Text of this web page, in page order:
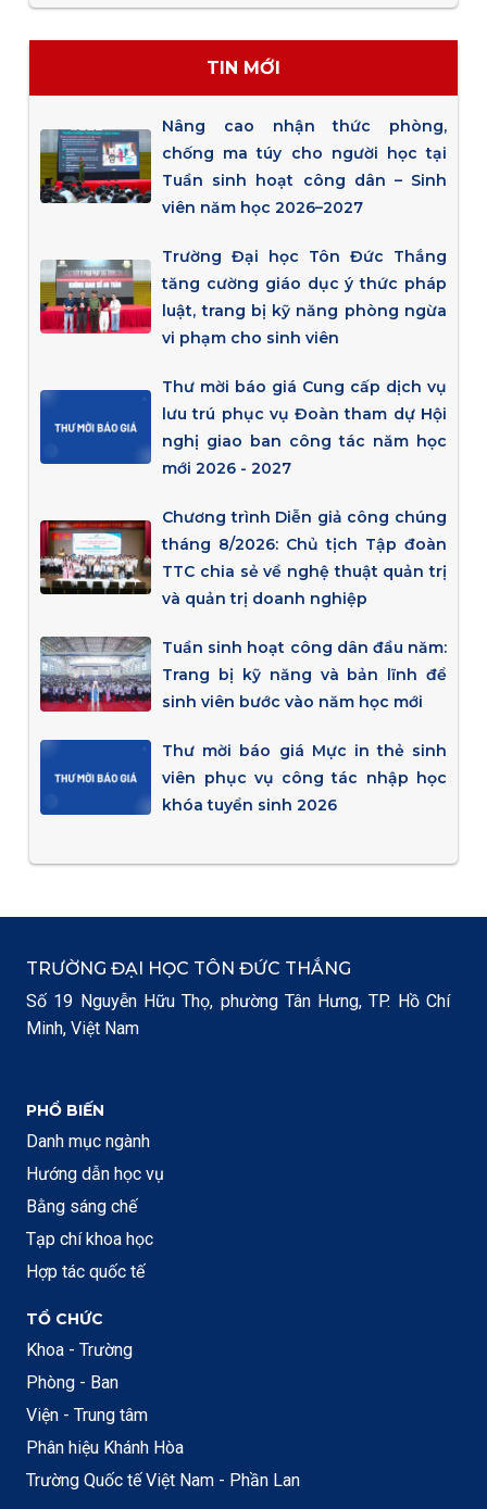
TIN MỚI
Nâng cao nhận thức phòng,
chống ma túy cho người học tại
Tuần sinh hoạt công dân – Sinh
viên năm học 2026–2027
Trường Đại học Tôn Đức Thắng
tăng cường giáo dục ý thức pháp
luật, trang bị kỹ năng phòng ngừa
vi phạm cho sinh viên
Thư mời báo giá Cung cấp dịch vụ
lưu trú phục vụ Đoàn tham dự Hội
nghị giao ban công tác năm học
mới 2026 - 2027
Chương trình Diễn giả công chúng
tháng 8/2026: Chủ tịch Tập đoàn
TTC chia sẻ về nghệ thuật quản trị
và quản trị doanh nghiệp
Tuần sinh hoạt công dân đầu năm:
Trang bị kỹ năng và bản lĩnh để
sinh viên bước vào năm học mới
Thư mời báo giá Mực in thẻ sinh
viên phục vụ công tác nhập học
khóa tuyển sinh 2026
TRƯỜNG ĐẠI HỌC TÔN ĐỨC THẮNG
Số 19 Nguyễn Hữu Thọ, phường Tân Hưng, TP. Hồ Chí
Minh, Việt Nam
PHỔ BIẾN
Danh mục ngành
Hướng dẫn học vụ
Bằng sáng chế
Tạp chí khoa học
Hợp tác quốc tế
TỔ CHỨC
Khoa - Trường
Phòng - Ban
Viện - Trung tâm
Phân hiệu Khánh Hòa
Trường Quốc tế Việt Nam - Phần Lan